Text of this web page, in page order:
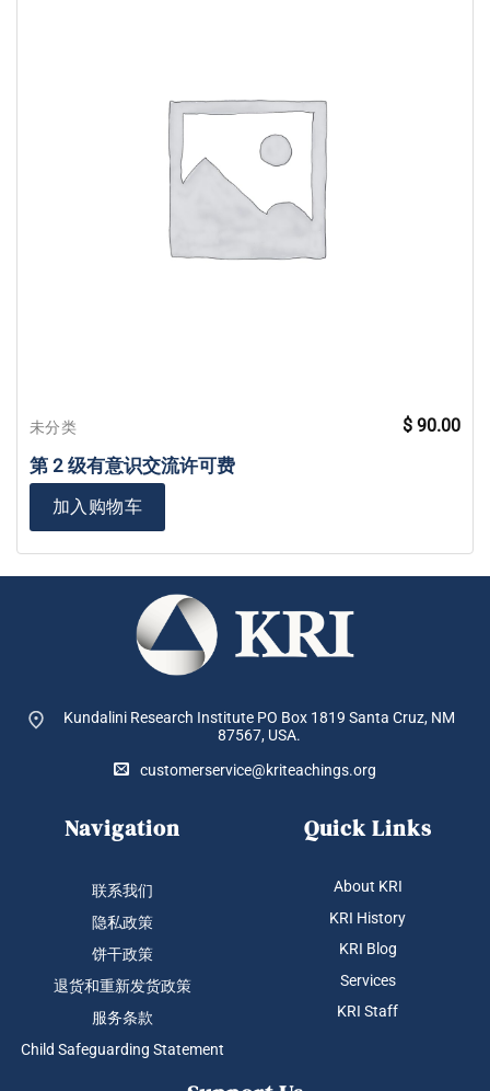
未分类
第 2 级有意识交流许可费
$ 90.00
加入购物车
Kundalini Research Institute PO Box 1819 Santa Cruz, NM
87567, USA.
customerservice@kriteachings.org
Navigation
联系我们
隐私政策
饼干政策
退货和重新发货政策
服务条款
Child Safeguarding Statement
Quick Links
About KRI
KRI History
KRI Blog
Services
KRI Staff